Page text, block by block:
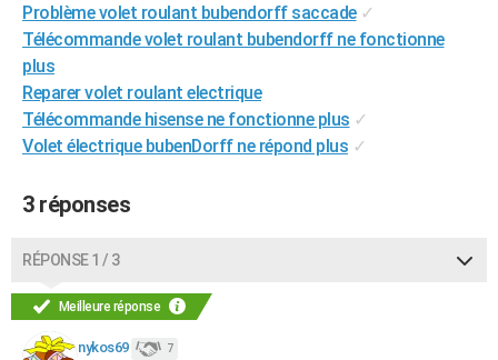
Carte de Noël
Carte Bonne année
Carte Saint-Valentin
Carte Pâques
Carte d'anniversaire
DICTIONNAIRE
Dictionnaire
Biographies
Citations
Expressions
Proverbes
PROGRAMME TV
COPAINS D'AVANT
Avis de recherche
FORUM
Bricolage
Lifestyle
Culture
Sport
Auto
Television
Voyage
Cinema
Problème volet roulant bubendorff saccade ✓
Télécommande volet roulant bubendorff ne fonctionne
plus
Reparer volet roulant electrique
Télécommande hisense ne fonctionne plus ✓
Volet électrique bubenDorff ne répond plus ✓
3 réponses
RÉPONSE 1 / 3
Meilleure réponse
nykos69 7